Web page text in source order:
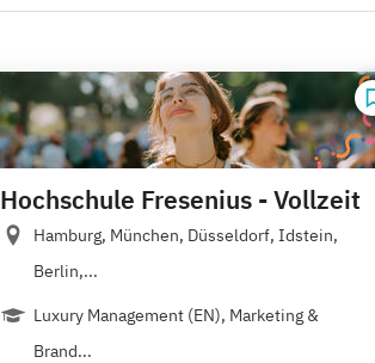
Hochschule Fresenius - Vollzeit
Hamburg, München, Düsseldorf, Idstein,
Berlin,...
Luxury Management (EN), Marketing &
Brand...